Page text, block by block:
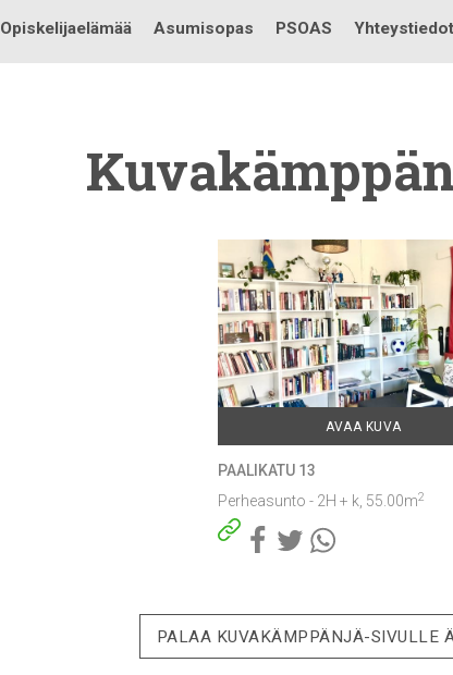
Testi
Opiskelijaelämää Asumisopas PSOAS Yhteystiedot
AVAA KUVA
PAALIKATU 13
Perheasunto - 2H + k, 55.00m2
Facebook
Twitter
PALAA KUVAKÄMPPÄNJÄ-SIVULLE